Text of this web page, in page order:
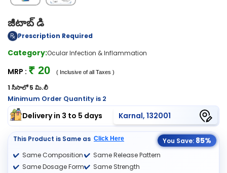
జీటాబ్ డి
Prescription Required
Category:Ocular Infection & Inflammation
MRP : ₹ 20 ( Inclusive of all Taxes )
1 సీసాలో 5 మి.లీ
Minimum Order Quantity is 2
Delivery in 3 to 5 days Karnal, 132001
This Product is Same as Click Here You Save: 85%
Same Composition
Same Dosage Form
Same Release Pattern
Same Strength